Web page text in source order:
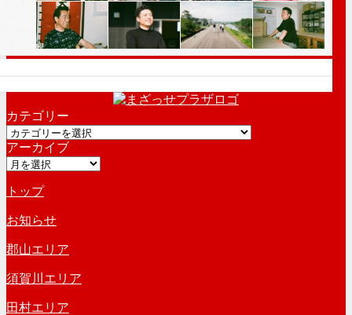
カテゴリー
カ
テ
ゴ
ー
アーカイブ
ア
カ
イ
ブ
トップ
お知らせ
郡山エリア
須賀川エリア
田村エリア